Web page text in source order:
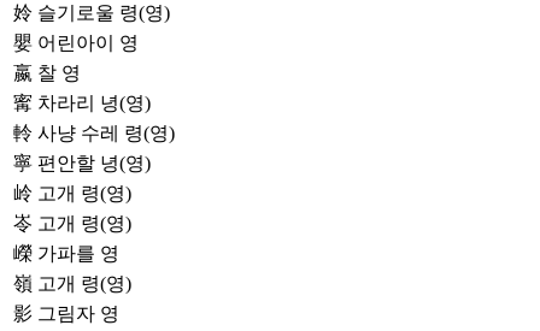
姈 슬기로울 령(영)
嬰 어린아이 영
嬴 찰 영
寗 차라리 녕(영)
軨 사냥 수레 령(영)
寧 편안할 녕(영)
岭 고개 령(영)
岺 고개 령(영)
嶸 가파를 영
嶺 고개 령(영)
影 그림자 영